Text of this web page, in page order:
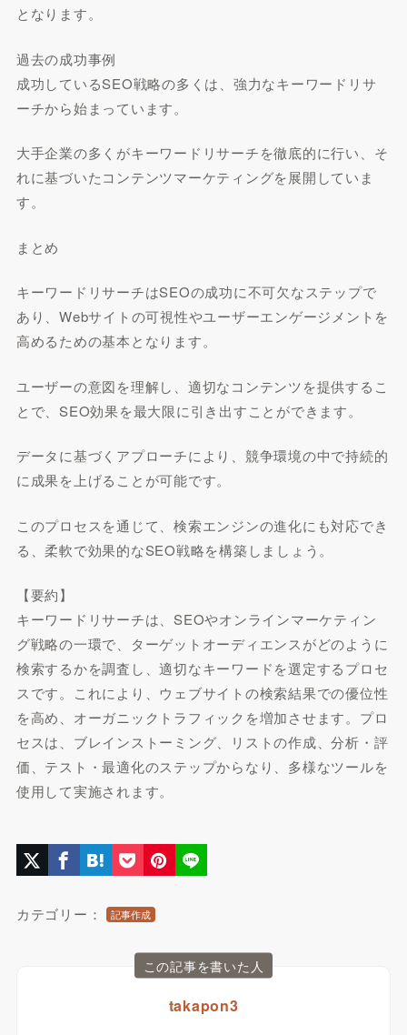
となります。
過去の成功事例
成功しているSEO戦略の多くは、強力なキーワードリサ
ーチから始まっています。
大手企業の多くがキーワードリサーチを徹底的に行い、そ
れに基づいたコンテンツマーケティングを展開していま
す。
まとめ
キーワードリサーチはSEOの成功に不可欠なステップで
あり、Webサイトの可視性やユーザーエンゲージメントを
高めるための基本となります。
ユーザーの意図を理解し、適切なコンテンツを提供するこ
とで、SEO効果を最大限に引き出すことができます。
データに基づくアプローチにより、競争環境の中で持続的
に成果を上げることが可能です。
このプロセスを通じて、検索エンジンの進化にも対応でき
る、柔軟で効果的なSEO戦略を構築しましょう。
【要約】
キーワードリサーチは、SEOやオンラインマーケティン
グ戦略の一環で、ターゲットオーディエンスがどのように
検索するかを調査し、適切なキーワードを選定するプロセ
スです。これにより、ウェブサイトの検索結果での優位性
を高め、オーガニックトラフィックを増加させます。プロ
セスは、ブレインストーミング、リストの作成、分析・評
価、テスト・最適化のステップからなり、多様なツールを
使用して実施されます。
カテゴリー： 記事作成
この記事を書いた人
takapon3